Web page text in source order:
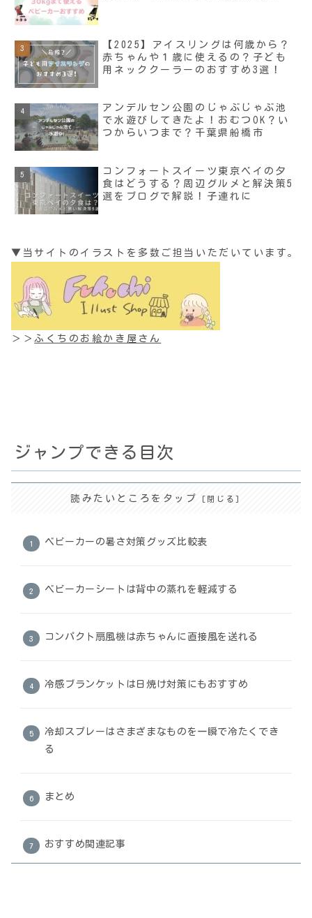
【2025】アイスリングは何歳から？
赤ちゃんや１歳に使えるの？子ども
用ネッククーラーのおすすめ3選！
アンデルセン公園のじゃぶじゃぶ池
で水遊びしてきたよ！おむつOK？い
つからいつまで？千葉県船橋市
コンフォートスイーツ東京ベイの夕
食はどうする？周辺グルメと解決策5
選をブログで解説！子連れに
▼当サイトのイラストを多数ご担当いただいています。
＞＞ ふくちのお絵かき屋さん
ジャンプできる目次
読みたいところをタップ
ベビーカーの暑さ対策グッズ比較表
ベビーカーシートは背中の蒸れを軽減する
コンパクト扇風機は赤ちゃんに直接風を送れる
冷感ブランケットは日焼け対策にもおすすめ
冷却スプレーはさまざまなものを一瞬で冷たくでき
る
まとめ
おすすめ関連記事